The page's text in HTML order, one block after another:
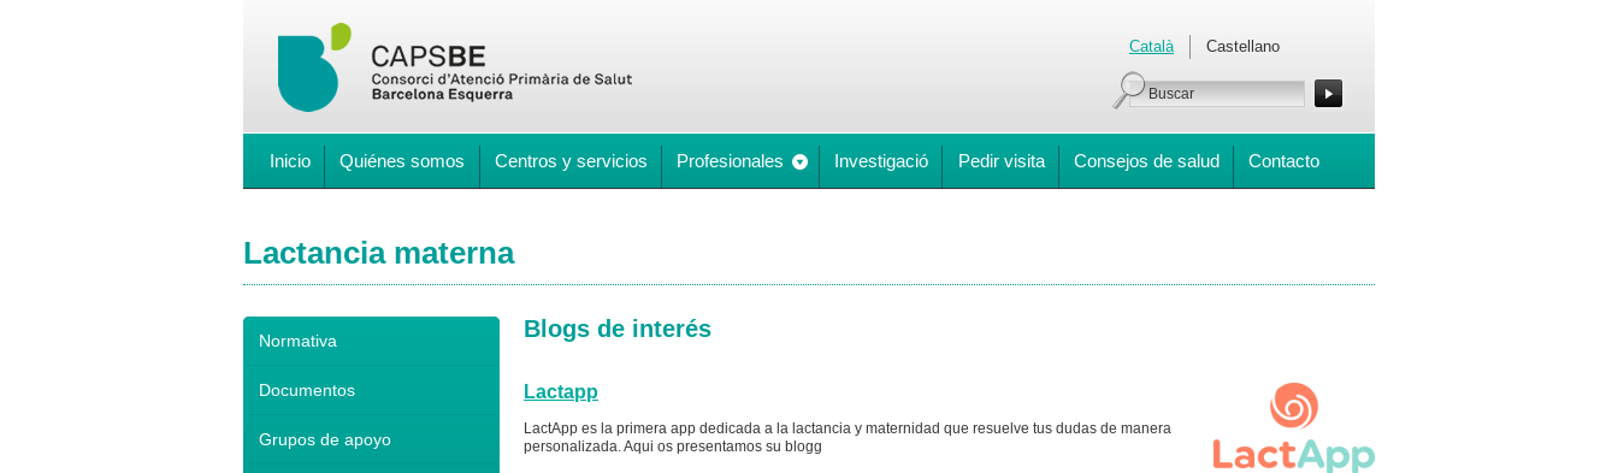
Català Castellano
Inicio Quiénes somos Centros y servicios Profesionales Investigació Pedir visita Consejos de salud Contacto
Lactancia materna
Normativa
Documentos
Grupos de apoyo
Blogs de interés
Lactapp
LactApp es la primera app dedicada a la lactancia y maternidad que resuelve tus dudas de manera
personalizada. Aqui os presentamos su blogg